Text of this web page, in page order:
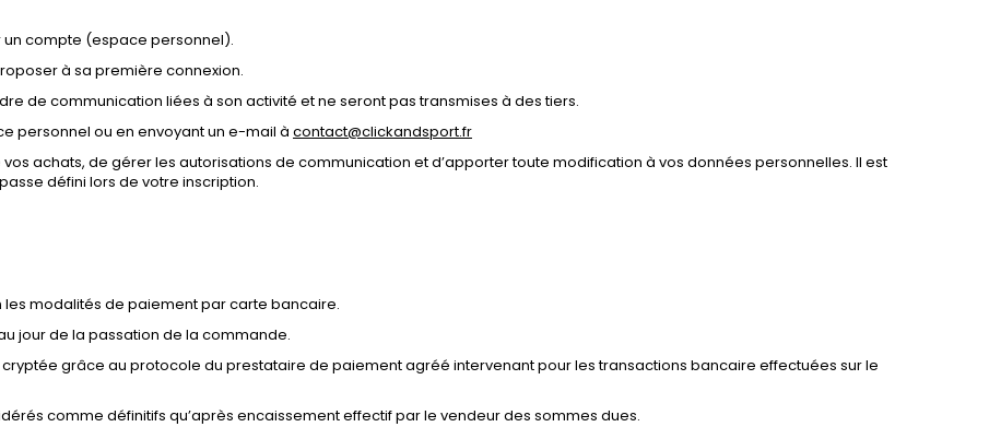
un compte (espace personnel).
à sa première connexion.
de communication liées à son activité et ne seront pas transmises à des tiers.
personnel ou en envoyant un e-mail à contact@clickandsport.fr
achats, de gérer les autorisations de communication et d’apporter toute modification à vos données personnelles. Il est
défini lors de votre inscription.
modalités de paiement par carte bancaire.
jour de la passation de la commande.
grâce au protocole du prestataire de paiement agréé intervenant pour les transactions bancaire effectuées sur le
comme définitifs qu’après encaissement effectif par le vendeur des sommes dues.